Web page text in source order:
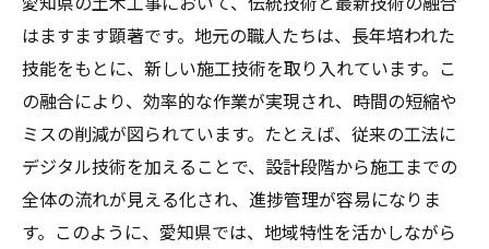
はますます顕著です。地元の職人たちは、長年培われた
技能をもとに、新しい施工技術を取り入れています。こ
の融合により、効率的な作業が実現され、時間の短縮や
ミスの削減が図られています。たとえば、従来の工法に
デジタル技術を加えることで、設計段階から施工までの
全体の流れが見える化され、進捗管理が容易になりま
す。このように、愛知県では、地域特性を活かしながら